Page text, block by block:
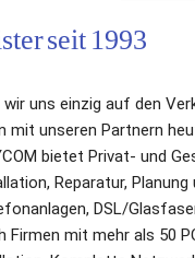
seit 1993
uns einzig auf den
unseren Partnern
bietet Privat- und
Reparatur,
DSL/
Firmen mit mehr als 50